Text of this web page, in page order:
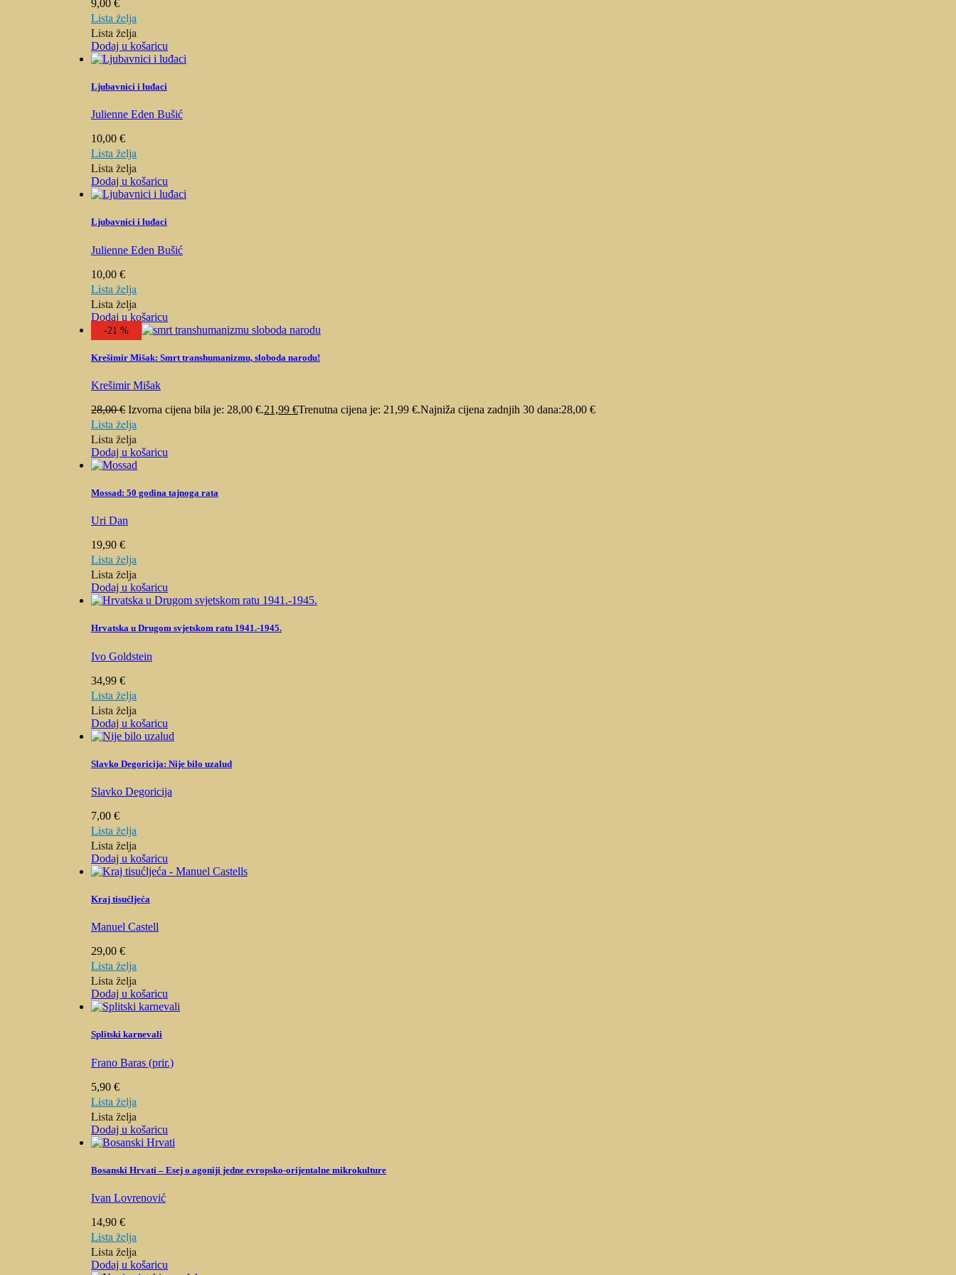
9,00 €
Lista želja
Lista želja
Dodaj u košaricu
Ljubavnici i luđaci
Julienne Eden Bušić
10,00 €
Lista želja
Lista želja
Dodaj u košaricu
Ljubavnici i luđaci
Julienne Eden Bušić
10,00 €
Lista želja
Lista želja
Dodaj u košaricu
-21 %
Krešimir Mišak: Smrt transhumanizmu, sloboda narodu!
Krešimir Mišak
28,00€ Izvorna cijena bila je: 28,00 €.21,99 €Trenutna cijena je: 21,99 €.Najniža cijena zadnjih 30 dana:28,00 €
Lista želja
Lista želja
Dodaj u košaricu
Mossad: 50 godina tajnoga rata
Uri Dan
19,90 €
Lista želja
Lista želja
Dodaj u košaricu
Hrvatska u Drugom svjetskom ratu 1941.-1945.
Ivo Goldstein
34,99 €
Lista želja
Lista želja
Dodaj u košaricu
Slavko Degoricija: Nije bilo uzalud
Slavko Degoricija
7,00 €
Lista želja
Lista želja
Dodaj u košaricu
Kraj tisućljeća
Manuel Castell
29,00 €
Lista želja
Lista želja
Dodaj u košaricu
Splitski karnevali
Frano Baras (prir.)
5,90 €
Lista želja
Lista želja
Dodaj u košaricu
Bosanski Hrvati – Esej o agoniji jedne evropsko-orijentalne mikrokulture
Ivan Lovrenović
14,90 €
Lista želja
Lista želja
Dodaj u košaricu